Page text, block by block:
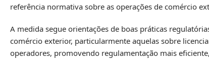
referência normativa sobre as operações de comércio
A medida segue orientações de boas práticas
comércio exterior, particularmente aquelas sobre
operadores, promovendo regulamentação mais